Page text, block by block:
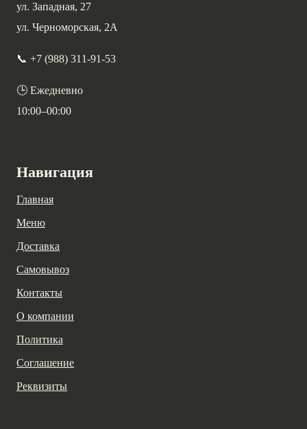
ул. Западная, 27
ул. Черноморская, 2А
📞 +7 (988) 311-91-53
🕒 Ежедневно
10:00–00:00
Навигация
Главная
Меню
Доставка
Самовывоз
Контакты
О компании
Политика
Соглашение
Реквизиты